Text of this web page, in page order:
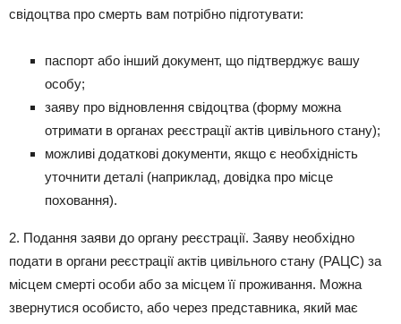
свідоцтва про смерть вам потрібно підготувати:
паспорт або інший документ, що підтверджує вашу
особу;
заяву про відновлення свідоцтва (форму можна
отримати в органах реєстрації актів цивільного стану);
можливі додаткові документи, якщо є необхідність
уточнити деталі (наприклад, довідка про місце
поховання).
2. Подання заяви до органу реєстрації. Заяву необхідно
подати в органи реєстрації актів цивільного стану (РАЦС) за
місцем смерті особи або за місцем її проживання. Можна
звернутися особисто, або через представника, який має